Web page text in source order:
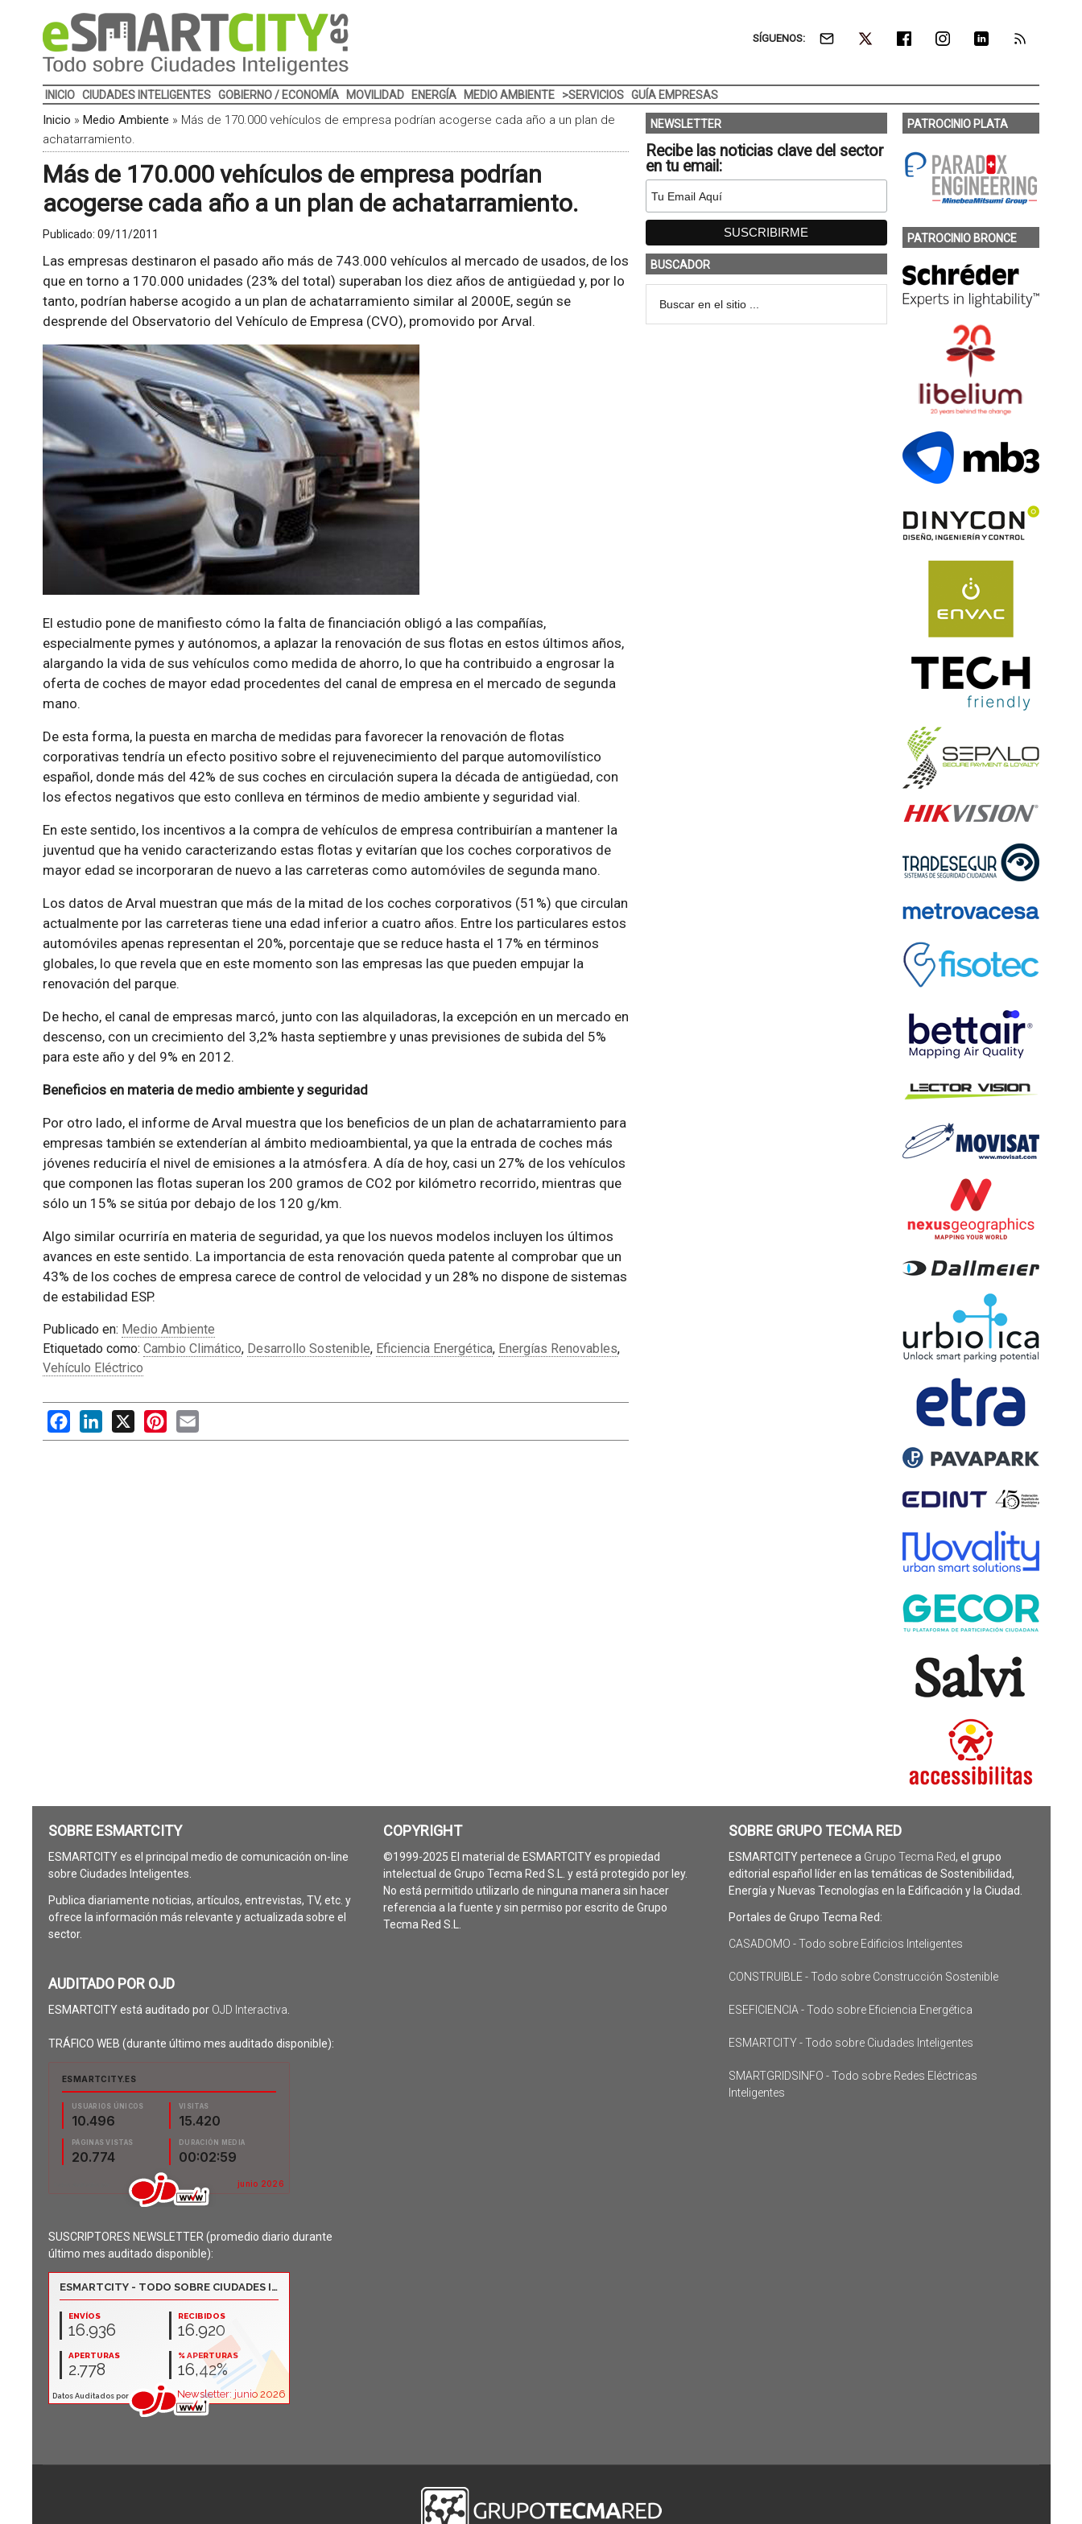
SÍGUENOS:
INICIO CIUDADES INTELIGENTES GOBIERNO / ECONOMÍA MOVILIDAD ENERGÍA MEDIO AMBIENTE >SERVICIOS GUÍA EMPRESAS
Inicio » Medio Ambiente » Más de 170.000 vehículos de empresa podrían acogerse cada año a un plan de
achatarramiento.
Más de 170.000 vehículos de empresa podrían
acogerse cada año a un plan de achatarramiento.
Publicado: 09/11/2011
Las empresas destinaron el pasado año más de 743.000 vehículos al mercado de usados, de los
que en torno a 170.000 unidades (23% del total) superaban los diez años de antigüedad y, por lo
tanto, podrían haberse acogido a un plan de achatarramiento similar al 2000E, según se
desprende del Observatorio del Vehículo de Empresa (CVO), promovido por Arval.
El estudio pone de manifiesto cómo la falta de financiación obligó a las compañías,
especialmente pymes y autónomos, a aplazar la renovación de sus flotas en estos últimos años,
alargando la vida de sus vehículos como medida de ahorro, lo que ha contribuido a engrosar la
oferta de coches de mayor edad procedentes del canal de empresa en el mercado de segunda
mano.
De esta forma, la puesta en marcha de medidas para favorecer la renovación de flotas
corporativas tendría un efecto positivo sobre el rejuvenecimiento del parque automovilístico
español, donde más del 42% de sus coches en circulación supera la década de antigüedad, con
los efectos negativos que esto conlleva en términos de medio ambiente y seguridad vial.
En este sentido, los incentivos a la compra de vehículos de empresa contribuirían a mantener la
juventud que ha venido caracterizando estas flotas y evitarían que los coches corporativos de
mayor edad se incorporaran de nuevo a las carreteras como automóviles de segunda mano.
Los datos de Arval muestran que más de la mitad de los coches corporativos (51%) que circulan
actualmente por las carreteras tiene una edad inferior a cuatro años. Entre los particulares estos
automóviles apenas representan el 20%, porcentaje que se reduce hasta el 17% en términos
globales, lo que revela que en este momento son las empresas las que pueden empujar la
renovación del parque.
De hecho, el canal de empresas marcó, junto con las alquiladoras, la excepción en un mercado en
descenso, con un crecimiento del 3,2% hasta septiembre y unas previsiones de subida del 5%
para este año y del 9% en 2012.
Beneficios en materia de medio ambiente y seguridad
Por otro lado, el informe de Arval muestra que los beneficios de un plan de achatarramiento para
empresas también se extenderían al ámbito medioambiental, ya que la entrada de coches más
jóvenes reduciría el nivel de emisiones a la atmósfera. A día de hoy, casi un 27% de los vehículos
que componen las flotas superan los 200 gramos de CO2 por kilómetro recorrido, mientras que
sólo un 15% se sitúa por debajo de los 120 g/km.
Algo similar ocurriría en materia de seguridad, ya que los nuevos modelos incluyen los últimos
avances en este sentido. La importancia de esta renovación queda patente al comprobar que un
43% de los coches de empresa carece de control de velocidad y un 28% no dispone de sistemas
de estabilidad ESP.
Publicado en: Medio Ambiente
Etiquetado como: Cambio Climático, Desarrollo Sostenible, Eficiencia Energética, Energías Renovables,
Vehículo Eléctrico
FacebookLinkedIn
X PinterestEmail
NEWSLETTER
Recibe las noticias clave del sector
en tu email:
BUSCADOR
PATROCINIO PLATA
PATROCINIO BRONCE
SOBRE ESMARTCITY
ESMARTCITY es el principal medio de comunicación on-line
sobre Ciudades Inteligentes.
Publica diariamente noticias, artículos, entrevistas, TV, etc. y
ofrece la información más relevante y actualizada sobre el
sector.
AUDITADO POR OJD
ESMARTCITY está auditado por OJD Interactiva
TRÁFICO WEB (durante último mes auditado disponible):
SUSCRIPTORES NEWSLETTER (promedio diario durante
último mes auditado disponible):
COPYRIGHT
©1999-2025 El material de ESMARTCITY es propiedad
intelectual de Grupo Tecma Red S.L. y está protegido por ley.
No está permitido utilizarlo de ninguna manera sin hacer
referencia a la fuente y sin permiso por escrito de Grupo
Tecma Red S.L.
SOBRE GRUPO TECMA RED
ESMARTCITY pertenece a Grupo Tecma Red, el grupo
editorial español líder en las temáticas de Sostenibilidad,
Energía y Nuevas Tecnologías en la Edificación y la Ciudad.
Portales de Grupo Tecma Red:
CASADOMO - Todo sobre Edificios Inteligentes
CONSTRUIBLE - Todo sobre Construcción Sostenible
ESEFICIENCIA - Todo sobre Eficiencia Energética
ESMARTCITY - Todo sobre Ciudades Inteligentes
SMARTGRIDSINFO - Todo sobre Redes Eléctricas
Inteligentes